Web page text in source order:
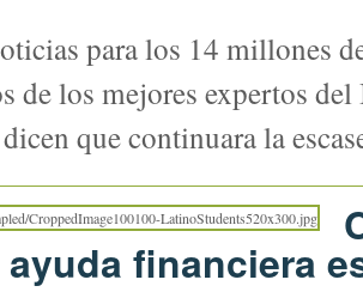
para los 14 millones
de los mejores expertos
que continuara la
financiera